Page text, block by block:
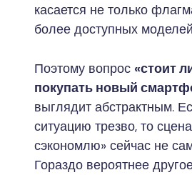
касается не только
более доступных
Поэтому вопрос «стоит
покупать новый
выглядит абстрактным.
ситуацию трезво, то
сэкономлю» сейчас не
Гораздо вероятнее